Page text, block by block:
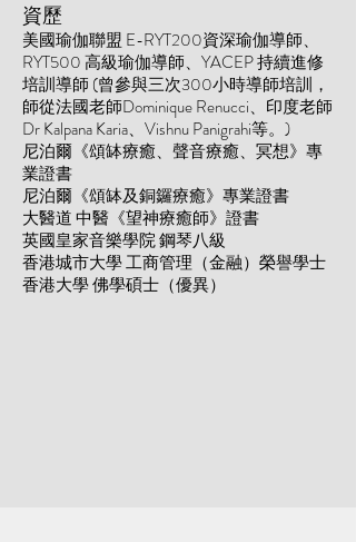
資歷
美國瑜伽聯盟 E-RYT200資深瑜伽導師、
RYT500 高級瑜伽導師、YACEP 持續進修
培訓導師 (曾參與三次300小時導師培訓，
師從法國老師Dominique Renucci、印度老師
Dr Kalpana Karia、Vishnu Panigrahi等。)
尼泊爾《頌缽療癒、聲音療癒、冥想》專
業證書
尼泊爾《頌缽及銅鑼療癒》專業證書
大醫道 中醫《望神療癒師》證書
英國皇家音樂學院 鋼琴八級
香港城市大學 工商管理（金融）榮譽學士
香港大學 佛學碩士（優異）